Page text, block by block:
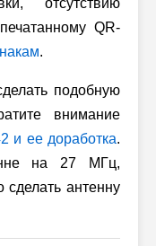
QR-
.
подобную
внимание
и ее доработка.
на 27 МГц,
антенну